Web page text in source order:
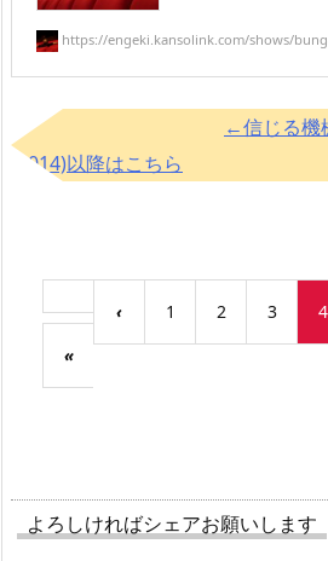
https://engeki.kansolink.com/shows/
←信じる機
(2014)以降はこちら
«
‹ 1 2 3 4
よろしければシェアお願いします